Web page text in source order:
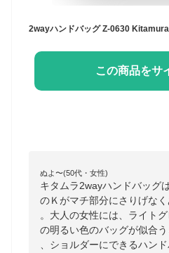
この商品をサ
ぬよ〜(50代・女性)
キタムラ2wayハンドバッグ
のＫがマチ部分にさりげな
。大人の女性には、ライト
の明るい色のバッグが似合
、ショルダーにできるハン